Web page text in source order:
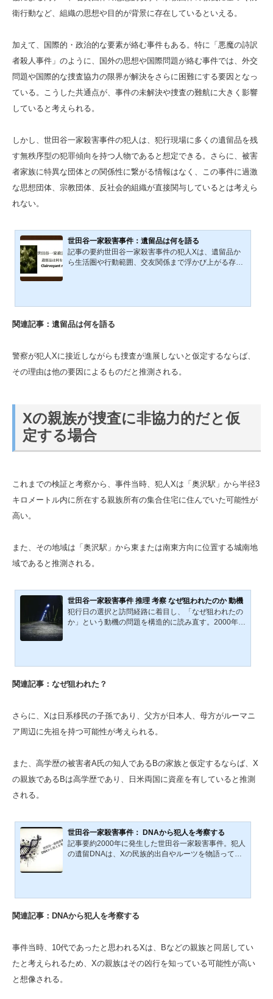
衛行動など、組織の思想や目的が背景に存在しているといえる。
加えて、国際的・政治的な要素が絡む事件もある。特に「悪魔の詩訳
者殺人事件」のように、国外の思想や国際問題が絡む事件では、外交
問題や国際的な捜査協力の限界が解決をさらに困難にする要因となっ
ている。こうした共通点が、事件の未解決や捜査の難航に大きく影響
していると考えられる。
しかし、世田谷一家殺害事件の犯人は、犯行現場に多くの遺留品を残
す無秩序型の犯罪傾向を持つ人物であると想定できる。さらに、被害
者家族に特異な団体との関係性に繋がる情報はなく、この事件に過激
な思想団体、宗教団体、反社会的組織が直接関与しているとは考えら
れない。
世田谷一家殺害事件：遺留品は何を語る
記事の要約世田谷一家殺害事件の犯人Xは、遺留品か
ら生活圏や行動範囲、交友関係まで浮かび上がる存在
めに置かれた地蔵の存在が意味するものなど、遺留品
南、東北）方面半径３キ...
関連記事：遺留品は何を語る
警察が犯人Xに接近しながらも捜査が進展しないと仮定するならば、
その理由は他の要因によるものだと推測される。
Xの親族が捜査に非協力的だと仮
定する場合
これまでの検証と考察から、事件当時、犯人Xは「奥沢駅」から半径3
キロメートル内に所在する親族所有の集合住宅に住んでいた可能性が
高い。
また、その地域は「奥沢駅」から東または南東方向に位置する城南地
域であると推測される。
世田谷一家殺害事件 推理 考察 なぜ狙われたのか 動機
犯行日の選択と訪問経路に着目し、「なぜ狙われたの
か」という動機の問題を構造的に読み直す。2000年1
が狙われたのか」という問題を改めて検証する。従来
既存報道も踏まえなが...
関連記事：なぜ狙われた？
さらに、Xは日系移民の子孫であり、父方が日本人、母方がルーマニ
ア周辺に先祖を持つ可能性が考えられる。
また、高学歴の被害者A氏の知人であるBの家族と仮定するならば、X
の親族であるBは高学歴であり、日米両国に資産を有していると推測
される。
世田谷一家殺害事件： DNAから犯人を考察する
記事要約2000年に発生した世田谷一家殺害事件。犯人
の遺留DNAは、Xの民族的出自やルーツを物語ってい
学と歴史から考察する。世田谷一家殺害事件の遺留品
かを雄弁に語る。Xの両親が誰な...
関連記事：DNAから犯人を考察する
事件当時、10代であったと思われるXは、Bなどの親族と同居してい
たと考えられるため、Xの親族はその凶行を知っている可能性が高い
と想像される。